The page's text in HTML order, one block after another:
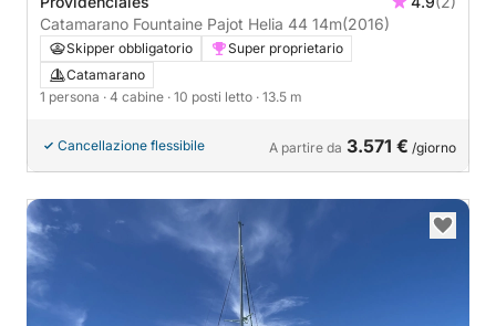
Catamarano Fountaine Pajot Helia 44 14m(2016)
Skipper obbligatorio
Super proprietario
Catamarano
1 persona · 4 cabine · 10 posti letto · 13.5 m
Cancellazione flessibile A partire da 3.571 € /giorno